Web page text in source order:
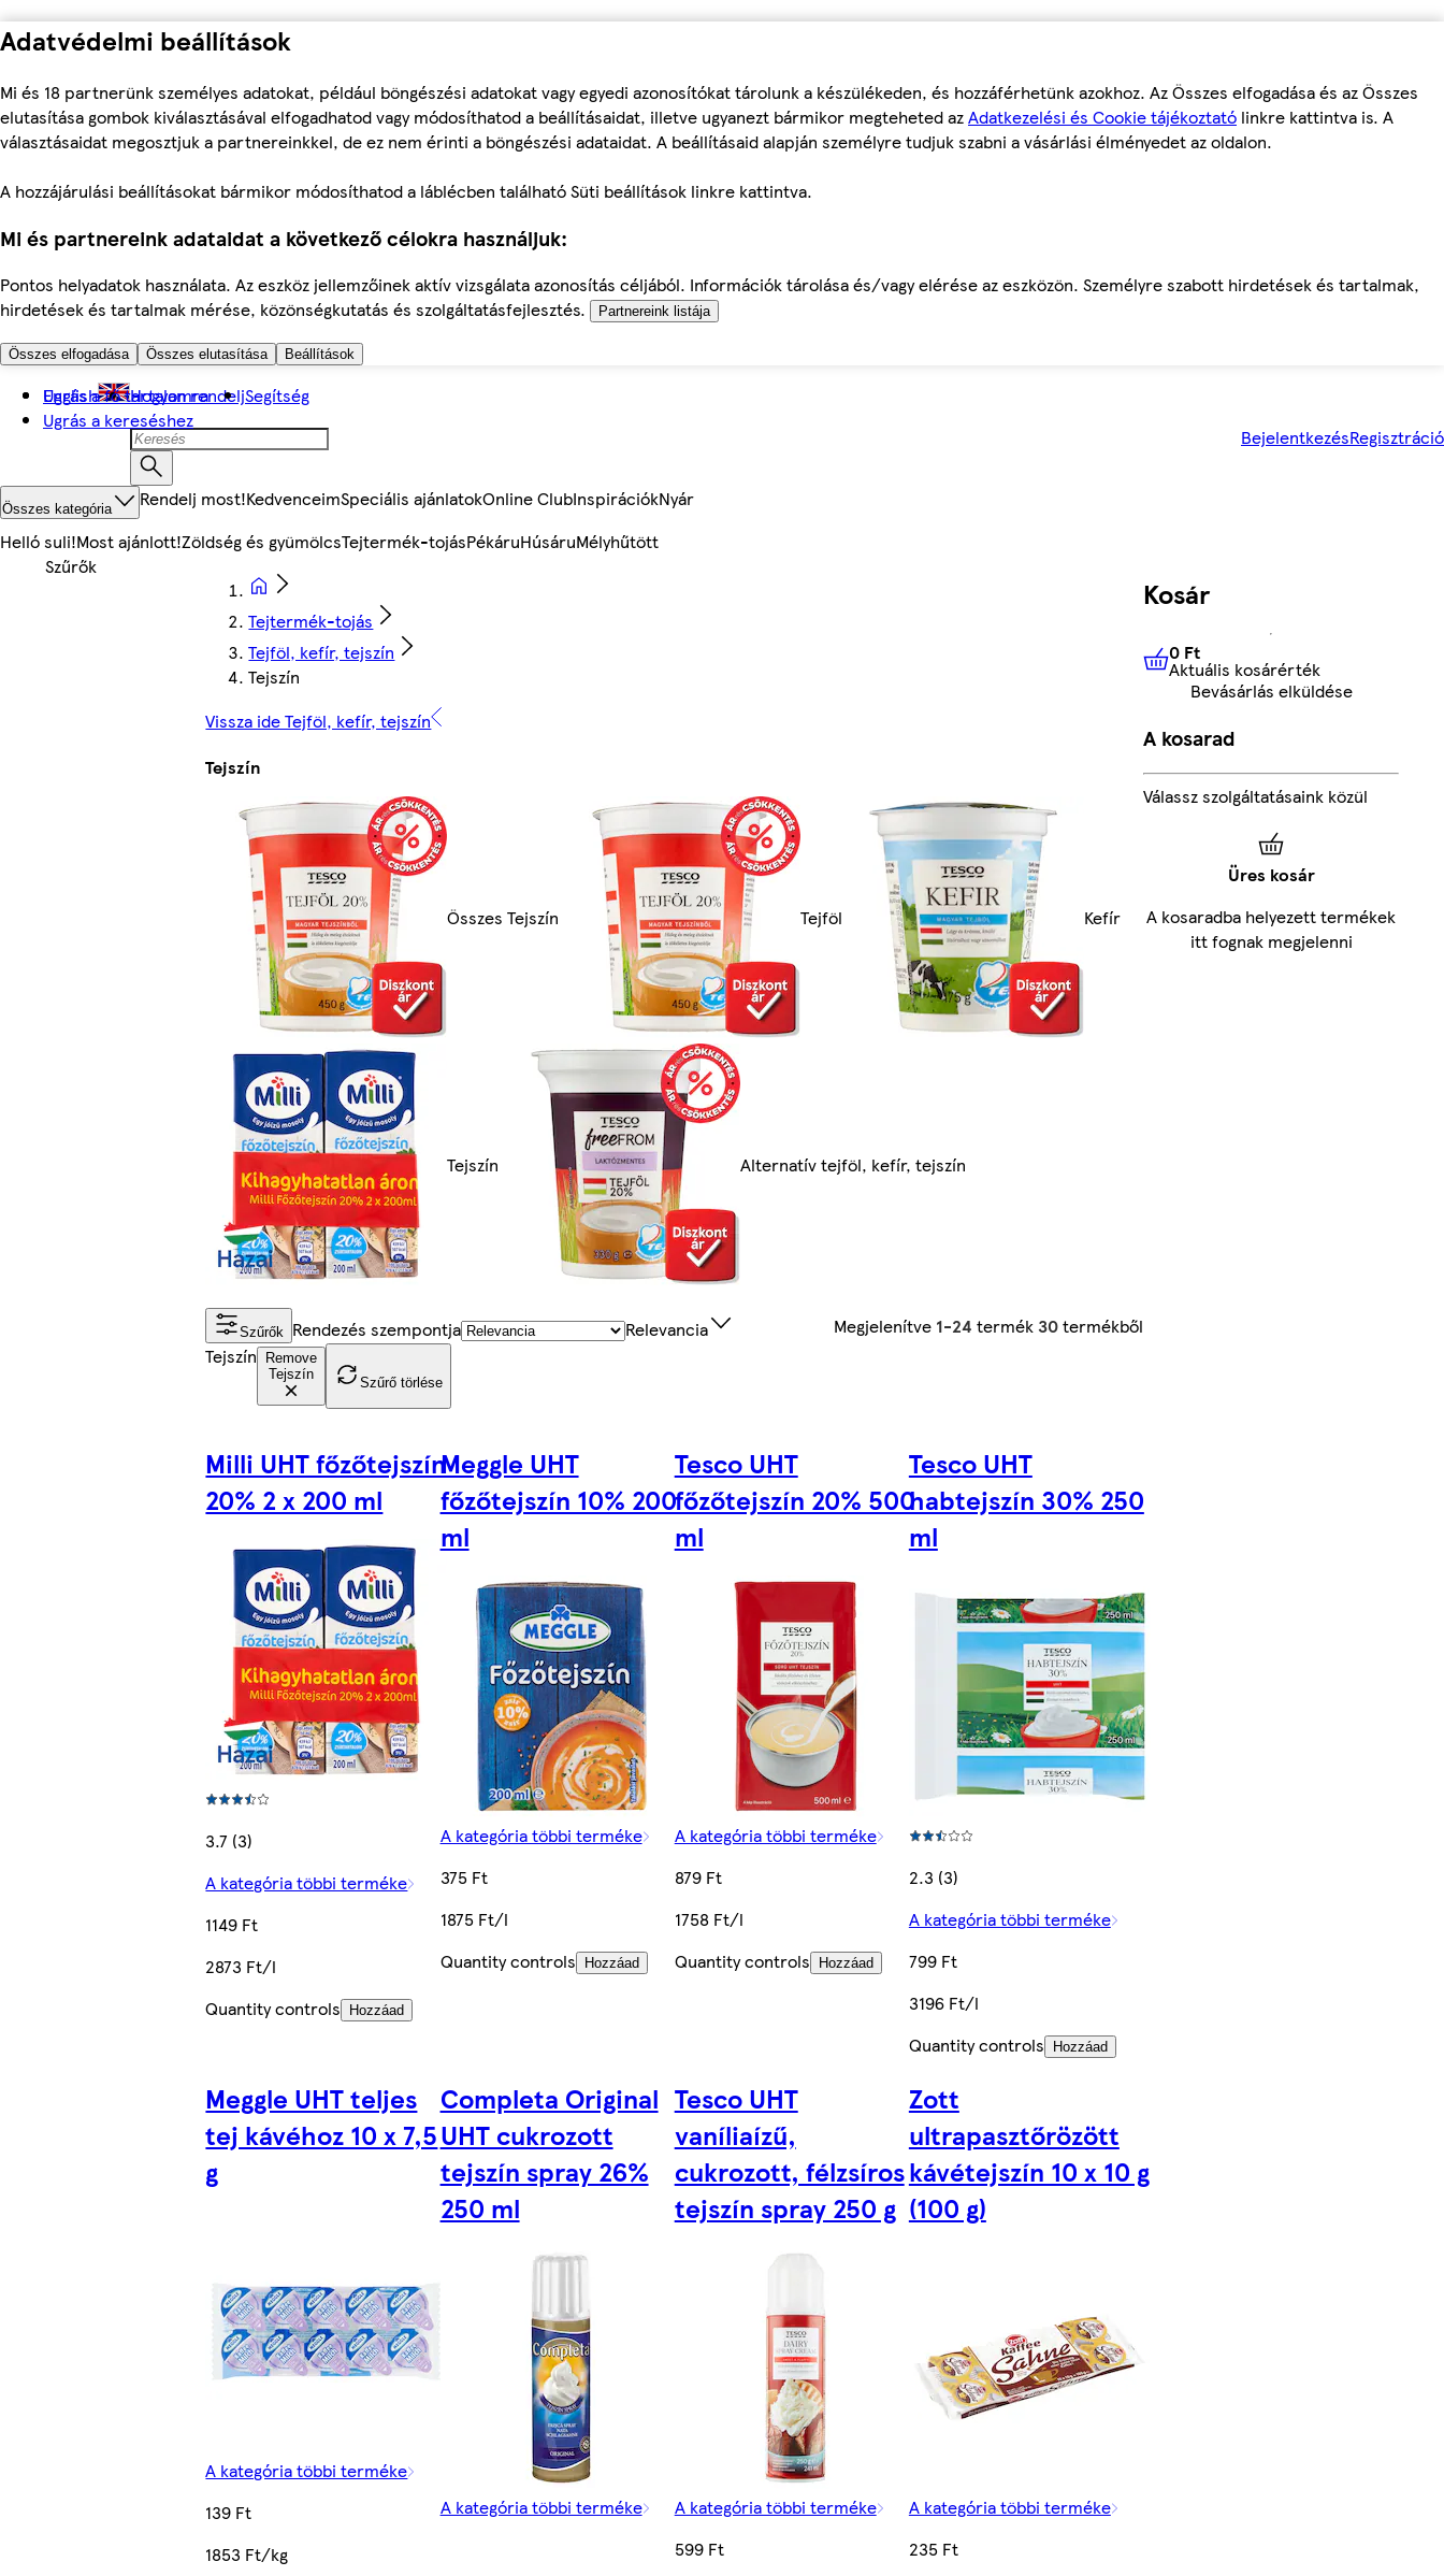
Adatvédelmi beállítások
Mi és 18 partnerünk személyes adatokat, például böngészési adatokat vagy egyedi azonosítókat tárolunk a készülékeden, és hozzáférhetünk azokhoz. Az Összes elfogadása és az Összes
elutasítása gombok kiválasztásával elfogadhatod vagy módosíthatod a beállításaidat, illetve ugyanezt bármikor megteheted azAdatkezelési és Cookie tájékoztató linkre kattintva is. A
választásaidat megosztjuk a partnereinkkel, de ez nem érinti a böngészési adataidat. A beállításaid alapján személyre tudjuk szabni a vásárlási élményedet az oldalon.
A hozzájárulási beállításokat bármikor módosíthatod a láblécben található Süti beállítások linkre kattintva.
Mi és partnereink adataidat a következő célokra használjuk:
Pontos helyadatok használata. Az eszköz jellemzőinek aktív vizsgálata azonosítás céljából. Információk tárolása és/vagy elérése az eszközön. Személyre szabott hirdetések és tartalmak,
hirdetések és tartalmak mérése, közönségkutatás és szolgáltatásfejlesztés.
Partnereink listája
Összes elfogadása Összes elutasítása Beállítások
Ugrás a fő tartalomra
Ugrás a kereséshez
English Hogyan rendeljSegítség
BejelentkezésRegisztráció
Összes kategória Rendelj most!KedvenceimSpeciális ajánlatokOnline ClubInspirációkNyár
Helló suli!Most ajánlott!Zöldség és gyümölcsTejtermék-tojásPékáruHúsáruMélyhűtött
Tejtermék-tojás
Tejföl, kefír, tejszín
Tejszín
Vissza ide Tejföl, kefír, tejszín
Tejszín
Összes Tejszín Tejföl Kefír
Tejszín Alternatív tejföl, kefír, tejszín
Szűrők Rendezés szempontja Relevancia Megjelenítve 1-24 termék30termékből
Tejszín
Remove
Tejszín
Szűrő törlése
Milli UHT főzőtejszín
20% 2 x 200 ml
3.7 (3)
A kategória többi terméke
1149 Ft
2873 Ft/l
Quantity controls
Hozzáad
Meggle UHT
főzőtejszín 10% 200
ml
A kategória többi terméke
375 Ft
1875 Ft/l
Quantity controls
Hozzáad
Tesco UHT
főzőtejszín 20% 500
ml
A kategória többi terméke
879 Ft
1758 Ft/l
Quantity controls
Hozzáad
Tesco UHT
habtejszín 30% 250
ml
2.3 (3)
A kategória többi terméke
799 Ft
3196 Ft/l
Quantity controls
Hozzáad
Meggle UHT teljes
tej kávéhoz 10 x 7,5
g
A kategória többi terméke
139 Ft
1853 Ft/kg
Completa Original
UHT cukrozott
tejszín spray 26%
250 ml
A kategória többi terméke
Tesco UHT
vaníliaízű,
cukrozott, félzsíros
tejszín spray 250 g
A kategória többi terméke
599 Ft
Zott
ultrapasztőrözött
kávétejszín 10 x 10 g
(100 g)
A kategória többi terméke
235 Ft
Kosár
0 FtAktuális kosárérték
0 Ft
Aktuális kosárérték
Bevásárlás elküldése
A kosarad
Válassz szolgáltatásaink közül
Üres kosár
A kosaradba helyezett termékek
itt fognak megjelenni